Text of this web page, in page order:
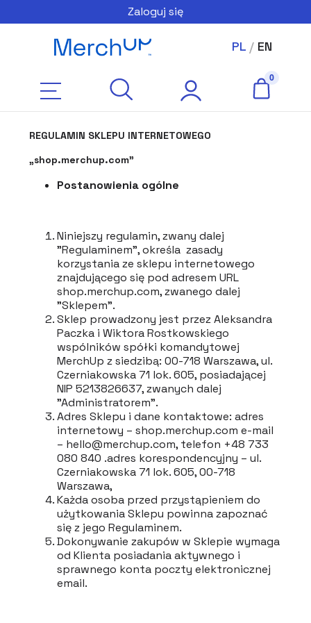
Zaloguj się
PL/ EN
REGULAMIN SKLEPU INTERNETOWEGO
„shop.merchup.com”
Postanowienia ogólne
Niniejszy regulamin, zwany dalej
”Regulaminem”, określa zasady
korzystania ze sklepu internetowego
znajdującego się pod adresem URL
shop.merchup.com, zwanego dalej
"Sklepem".
Sklep prowadzony jest przez Aleksandra
Paczka i Wiktora Rostkowskiego
wspólników spółki komandytowej
MerchUp z siedzibą: 00-718 Warszawa, ul.
Czerniakowska 71 lok. 605, posiadającej
NIP 5213826637, zwanych dalej
"Administratorem".
Adres Sklepu i dane kontaktowe: adres
internetowy – shop.merchup.com e-mail
– hello@merchup.com, telefon +48 733
080 840 .adres korespondencyjny – ul.
Czerniakowska 71 lok. 605, 00-718
Warszawa,
Każda osoba przed przystąpieniem do
użytkowania Sklepu powinna zapoznać
się z jego Regulaminem.
Dokonywanie zakupów w Sklepie wymaga
od Klienta posiadania aktywnego i
sprawnego konta poczty elektronicznej
email.